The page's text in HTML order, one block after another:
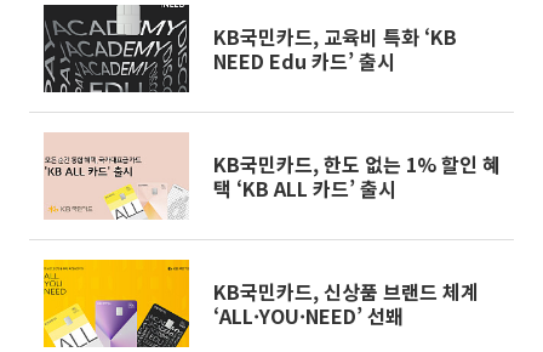
KB국민카드, 교육비 특화 ‘KB
NEED Edu 카드’ 출시
KB국민카드, 한도 없는 1% 할인 혜
택 ‘KB ALL 카드’ 출시
KB국민카드, 신상품 브랜드 체계
‘ALL·YOU·NEED’ 선봬